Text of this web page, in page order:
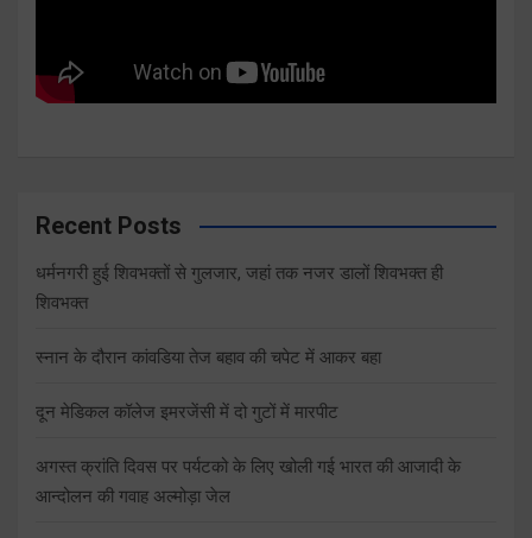
Recent Posts
धर्मनगरी हुई शिवभक्तों से गुलजार, जहां तक नजर डालों शिवभक्त ही
शिवभक्त
स्नान के दौरान कांवडिया तेज बहाव की चपेट में आकर बहा
दून मेडिकल कॉलेज इमरजेंसी में दो गुटों में मारपीट
अगस्त क्रांति दिवस पर पर्यटको के लिए खोली गई भारत की आजादी के
आन्दोलन की गवाह अल्मोड़ा जेल